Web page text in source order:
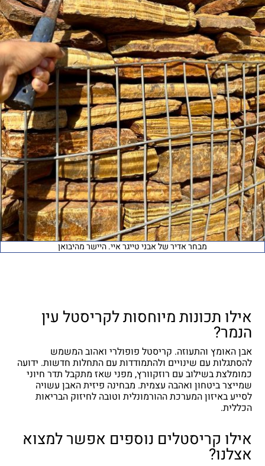
מבחר אדיר של אבני טייגר איי. היישר מהיבואן
אילו תכונות מיוחסות לקריסטל עין
הנמר?
אבן האומץ והתעוזה. קריסטל פופולרי ואהוב המשמש
להסתגלות עם שינויים ולהתמודדות עם התחלות חדשות. ידועה
כמומלצת בשילוב עם רוזקוורץ, מפני שאז מתקבל תדר חיוני
שמייצר ביטחון ואהבה עצמית. מבחינה פיזית האבן עשויה
לסייע באיזון המערכת ההורמונלית וטובה לחיזוק הבריאות
הכללית.
אילו קריסטלים נוספים אפשר למצוא
אצלנו?